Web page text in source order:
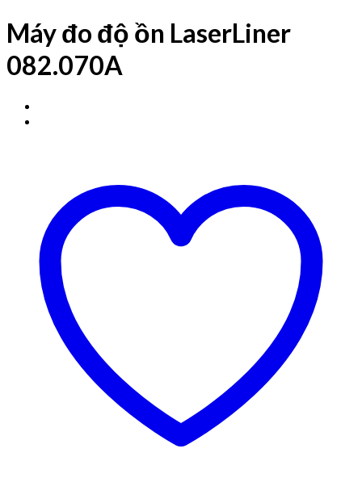
Máy đo độ ồn LaserLiner
082.070A